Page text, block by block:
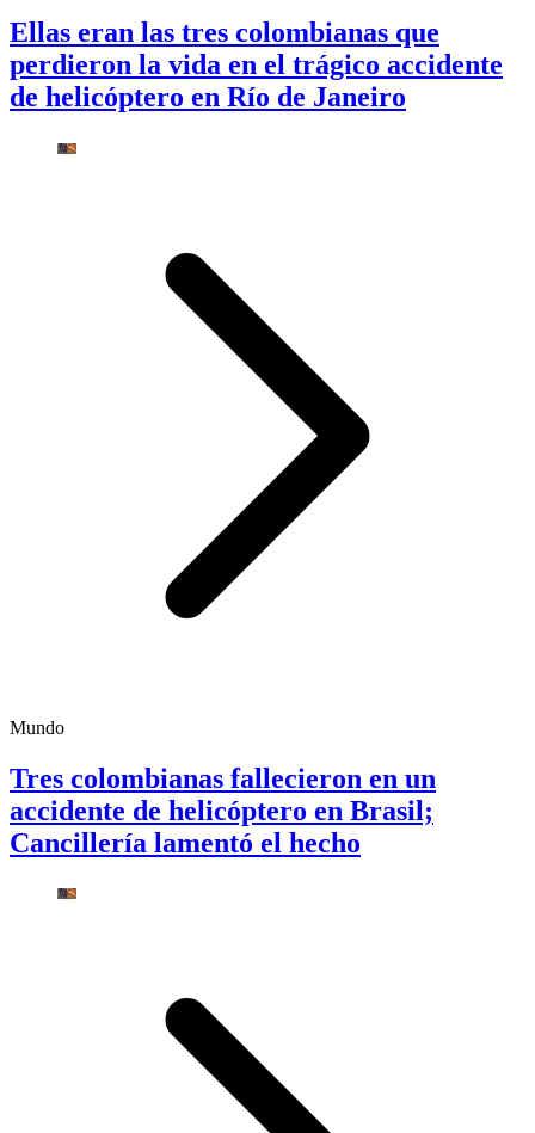
Ellas eran las tres colombianas que
perdieron la vida en el trágico accidente
de helicóptero en Río de Janeiro
Mundo
Tres colombianas fallecieron en un
accidente de helicóptero en Brasil;
Cancillería lamentó el hecho